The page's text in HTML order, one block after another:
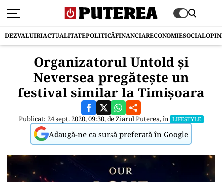
DEZVALUIRIACTUALITATEPOLITICĂFINANCIARECONOMIESOCIAL
Organizatorul Untold și
Neversea pregătește un
festival similar la Timișoara
Publicat: 24 sept. 2020, 09:30, deZiarul Puterea, în LIFESTYLE
Adaugă-ne ca sursă preferată în Google